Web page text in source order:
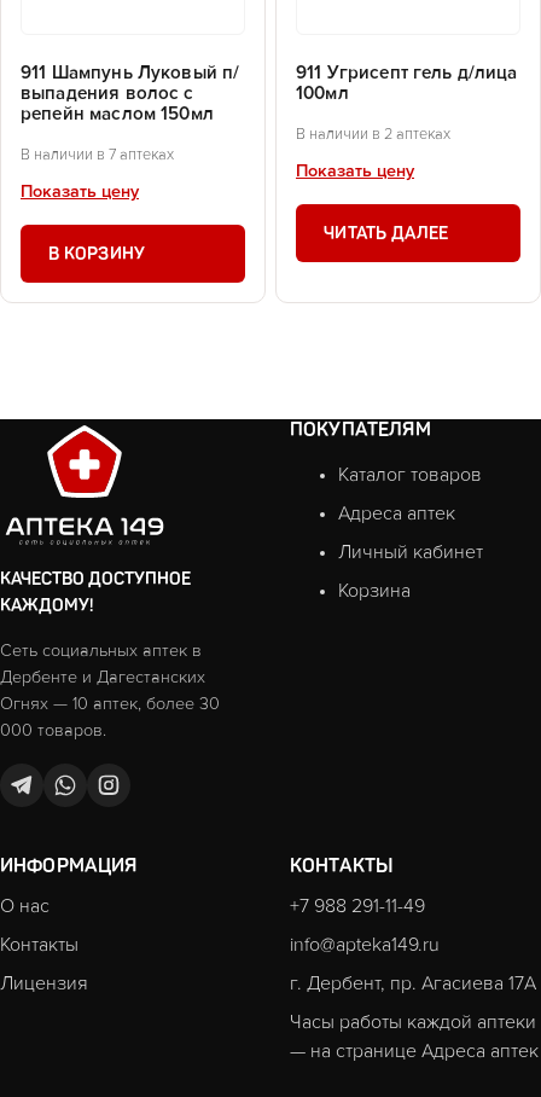
911 Шампунь Луковый п/
выпадения волос с
репейн маслом 150мл
В наличии в 7 аптеках
Показать цену
В КОРЗИНУ
911 Угрисепт гель д/лица
100мл
В наличии в 2 аптеках
Показать цену
ЧИТАТЬ ДАЛЕЕ
КАЧЕСТВО ДОСТУПНОЕ
КАЖДОМУ!
Сеть социальных аптек в
Дербенте и Дагестанских
Огнях — 10 аптек, более 30
000 товаров.
ПОКУПАТЕЛЯМ
Каталог товаров
Адреса аптек
Личный кабинет
Корзина
ИНФОРМАЦИЯ
О нас
Контакты
Лицензия
КОНТАКТЫ
+7 988 291-11-49
info@apteka149.ru
г. Дербент, пр. Агасиева 17А
Часы работы каждой аптеки
— на странице Адреса аптек